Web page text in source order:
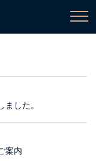
した。
案内